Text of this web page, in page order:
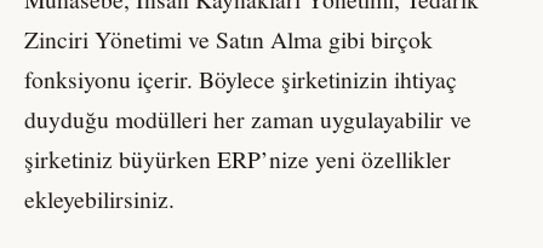
Zinciri Yönetimi ve Satın Alma gibi birçok
fonksiyonu içerir. Böylece şirketinizin ihtiyaç
duyduğu modülleri her zaman uygulayabilir ve
şirketiniz büyürken ERP’nize yeni özellikler
ekleyebilirsiniz.